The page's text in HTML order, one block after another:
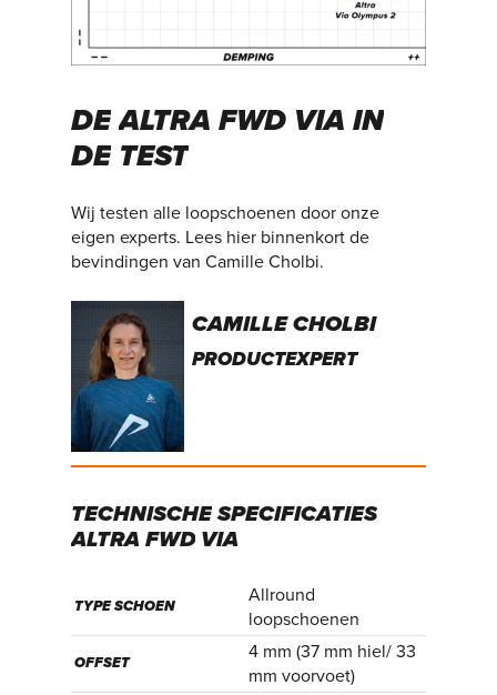
DE ALTRA FWD VIA IN
DE TEST
Wij testen alle loopschoenen door onze
eigen experts. Lees hier binnenkort de
bevindingen van Camille Cholbi.
CAMILLE CHOLBI
PRODUCTEXPERT
TECHNISCHE SPECIFICATIES
ALTRA FWD VIA
TYPE SCHOEN
Allround
loopschoenen
OFFSET
4 mm (37 mm hiel/ 33
mm voorvoet)